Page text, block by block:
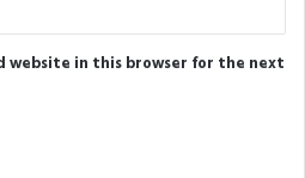
website in this browser for the next